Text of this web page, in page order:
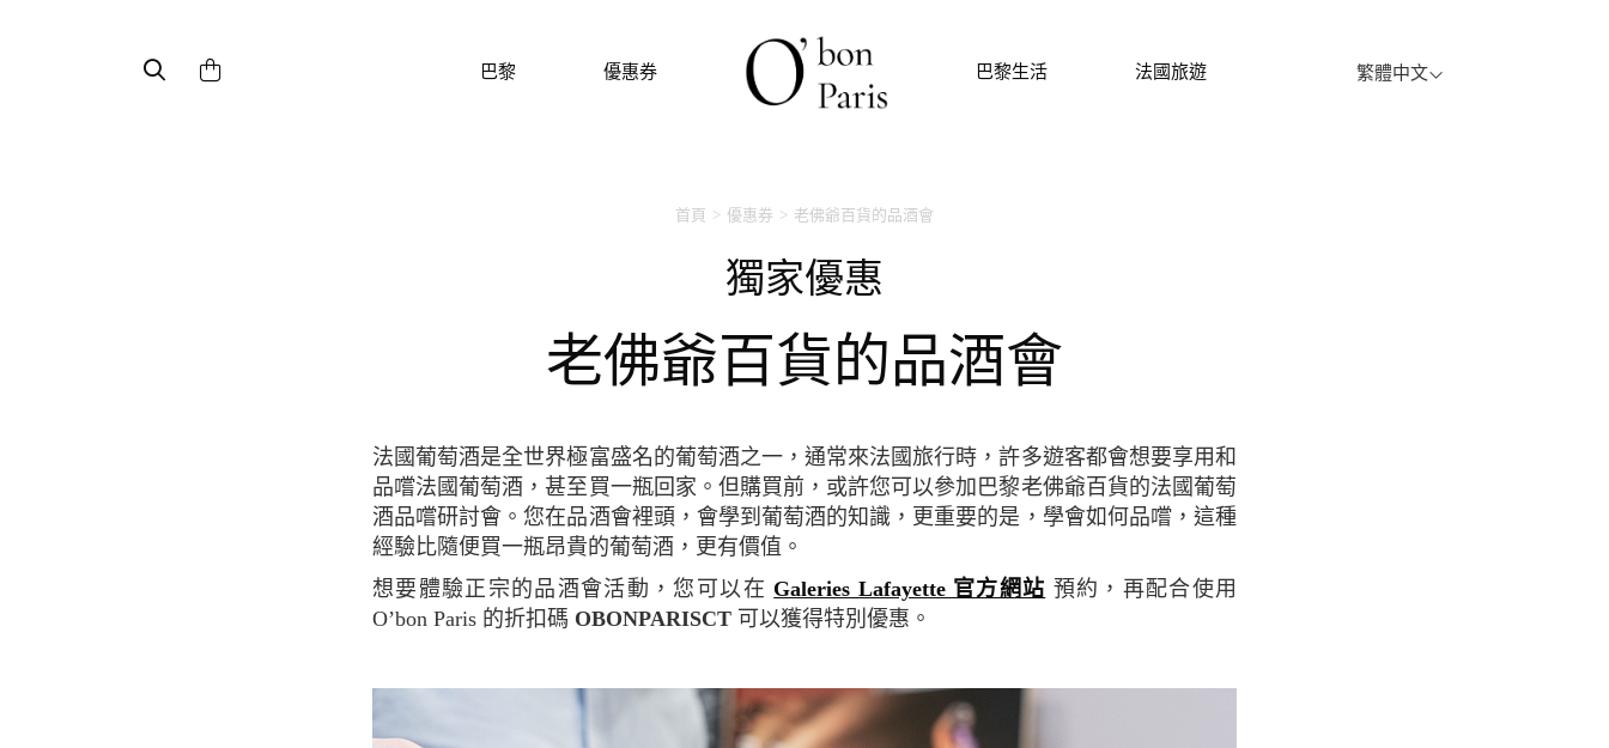
巴黎 優惠券 巴黎生活 法國旅遊 繁體中文
首頁 優惠券 老佛爺百貨的品酒會
獨家優惠
老佛爺百貨的品酒會
法國葡萄酒是全世界極富盛名的葡萄酒之一，通常來法國旅行時，許多遊客都會想要享用和
品嚐法國葡萄酒，甚至買一瓶回家。但購買前，或許您可以參加巴黎老佛爺百貨的法國葡萄
酒品嚐研討會。您在品酒會裡頭，會學到葡萄酒的知識，更重要的是，學會如何品嚐，這種
經驗比隨便買一瓶昂貴的葡萄酒，更有價值。
想要體驗正宗的品酒會活動，您可以在 Galeries Lafayette 官方網站 預約，再配合使用
O’bon Paris 的折扣碼 OBONPARISCT 可以獲得特別優惠。